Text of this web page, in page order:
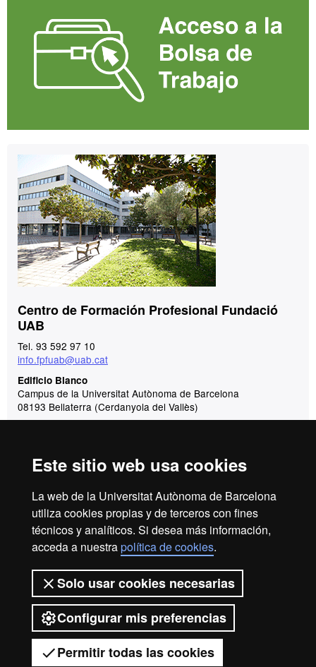
Este sitio web usa cookies
La web de la Universitat Autònoma de Barcelona
utiliza cookies propias y de terceros con fines
técnicos y analíticos. Si desea más información,
acceda a nuestrapolítica de cookies.
Solo usar cookies necesarias
Configurar mis preferencias
Permitir todas las cookies
Contacto
Centro de Formación Profesional Fundació
UAB
Tel. 93 592 97 10
info.fpfuab@uab.cat
Edificio Blanco
Campus de la Universitat Autònoma de Barcelona
08193 Bellaterra (Cerdanyola del Vallès)
Reconocimiento internacional de la excelencia
HR
in
Accesibilidad web Mapa del web UAB
2026 Universitat Autònoma de Barcelona